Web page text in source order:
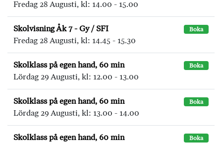
Fredag 28 Augusti, kl: 14.00 - 15.00
Skolvisning Åk 7 - Gy / SFI Boka
Fredag 28 Augusti, kl: 14.45 - 15.30
Skolklass på egen hand, 60 min Boka
Lördag 29 Augusti, kl: 12.00 - 13.00
Skolklass på egen hand, 60 min Boka
Lördag 29 Augusti, kl: 13.00 - 14.00
Skolklass på egen hand, 60 min Boka